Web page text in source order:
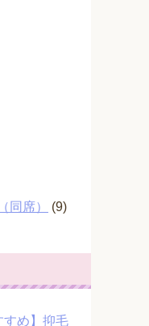
同席） (9)
すめ】抑毛